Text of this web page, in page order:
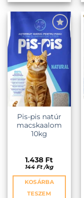
KEDVENCEKHEZ
Pis-pis natúr
macskaalom
10kg
1.438 Ft
144 Ft /kg
KOSÁRBA
TESZEM